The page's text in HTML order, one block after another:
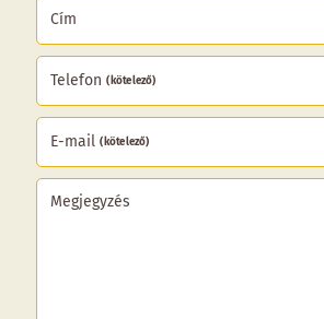
Cím
Telefon (kötelező)
E-mail (kötelező)
Megjegyzés